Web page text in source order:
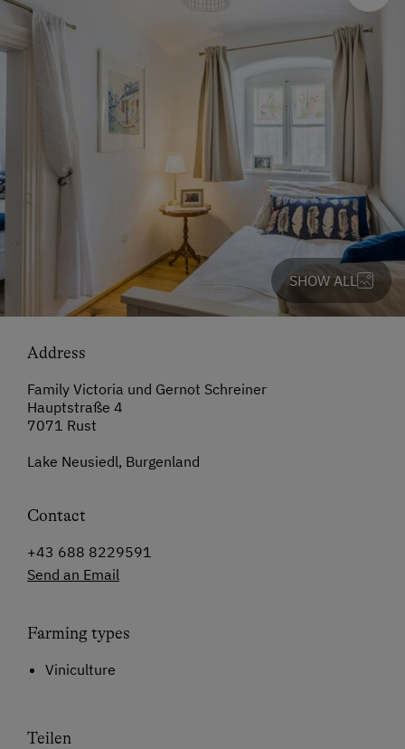
SHOW ALL
Address
Family Victoria und Gernot Schreiner
Hauptstraße 4
7071 Rust
Lake Neusiedl, Burgenland
Contact
+43 688 8229591
Send an Email
Farming types
Viniculture
Teilen